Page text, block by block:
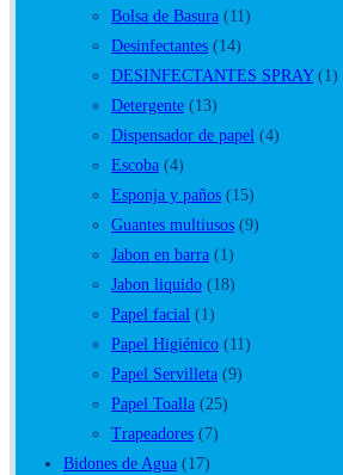
Bolsa de Basura (11)
Desinfectantes (14)
DESINFECTANTES SPRAY (1)
Detergente (13)
Dispensador de papel (4)
Escoba (4)
Esponja y paños (15)
Guantes multiusos (9)
Jabon en barra (1)
Jabon liquido (18)
Papel facial (1)
Papel Higiénico (11)
Papel Servilleta (9)
Papel Toalla (25)
Trapeadores (7)
Bidones de Agua (17)